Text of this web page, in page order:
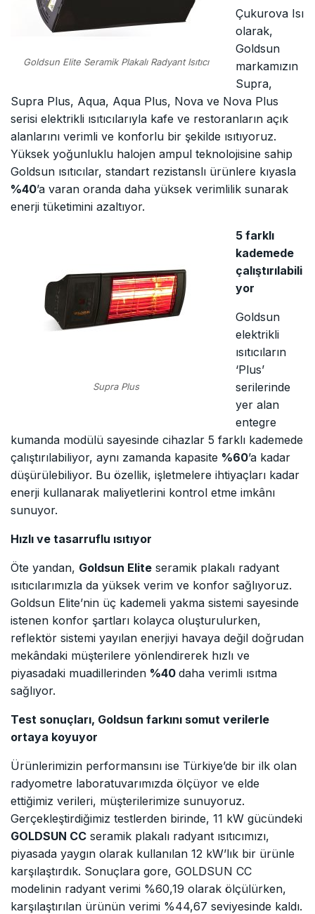
Goldsun Elite Seramik Plakalı Radyant Isıtıcı
Çukurova Isı
olarak,
Goldsun
markamızın
Supra,
Supra Plus, Aqua, Aqua Plus, Nova ve Nova Plus
serisi elektrikli ısıtıcılarıyla kafe ve restoranların açık
alanlarını verimli ve konforlu bir şekilde ısıtıyoruz.
Yüksek yoğunluklu halojen ampul teknolojisine sahip
Goldsun ısıtıcılar, standart rezistanslı ürünlere kıyasla
%40’a varan oranda daha yüksek verimlilik sunarak
enerji tüketimini azaltıyor.
Supra Plus
5 farklı
kademede
çalıştırılabili
yor
Goldsun
elektrikli
ısıtıcıların
‘Plus’
serilerinde
yer alan
entegre
kumanda modülü sayesinde cihazlar 5 farklı kademede
çalıştırılabiliyor, aynı zamanda kapasite %60’a kadar
düşürülebiliyor. Bu özellik, işletmelere ihtiyaçları kadar
enerji kullanarak maliyetlerini kontrol etme imkânı
sunuyor.
Hızlı ve tasarruflu ısıtıyor
Öte yandan, Goldsun Elite seramik plakalı radyant
ısıtıcılarımızla da yüksek verim ve konfor sağlıyoruz.
Goldsun Elite’nin üç kademeli yakma sistemi sayesinde
istenen konfor şartları kolayca oluşturulurken,
reflektör sistemi yayılan enerjiyi havaya değil doğrudan
mekândaki müşterilere yönlendirerek hızlı ve
piyasadaki muadillerinden %40 daha verimli ısıtma
sağlıyor.
Test sonuçları, Goldsun farkını somut verilerle
ortaya koyuyor
Ürünlerimizin performansını ise Türkiye’de bir ilk olan
radyometre laboratuvarımızda ölçüyor ve elde
ettiğimiz verileri, müşterilerimize sunuyoruz.
Gerçekleştirdiğimiz testlerden birinde, 11 kW gücündeki
GOLDSUN CC seramik plakalı radyant ısıtıcımızı,
piyasada yaygın olarak kullanılan 12 kW’lık bir ürünle
karşılaştırdık. Sonuçlara gore, GOLDSUN CC
modelinin radyant verimi %60,19 olarak ölçülürken,
karşılaştırılan ürünün verimi %44,67 seviyesinde kaldı.